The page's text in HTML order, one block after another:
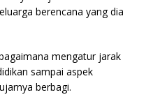
berencana yang dia
mengatur jarak
sampai aspek
berbagi.